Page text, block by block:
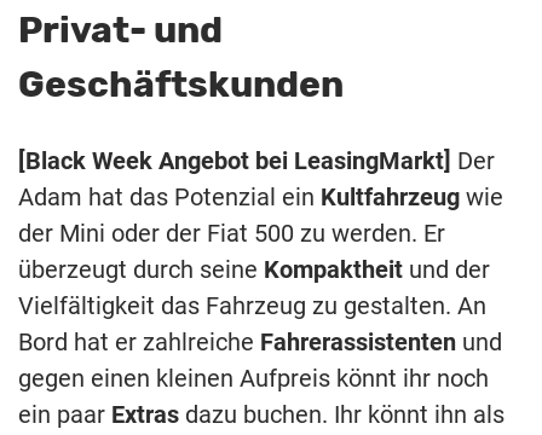
Privat- und
Geschäftskunden
[Black Week Angebot bei LeasingMarkt] Der
Adam hat das Potenzial ein Kultfahrzeug wie
der Mini oder der Fiat 500 zu werden. Er
überzeugt durch seine Kompaktheit und der
Vielfältigkeit das Fahrzeug zu gestalten. An
Bord hat er zahlreiche Fahrerassistenten und
gegen einen kleinen Aufpreis könnt ihr noch
ein paar Extras dazu buchen. Ihr könnt ihn als